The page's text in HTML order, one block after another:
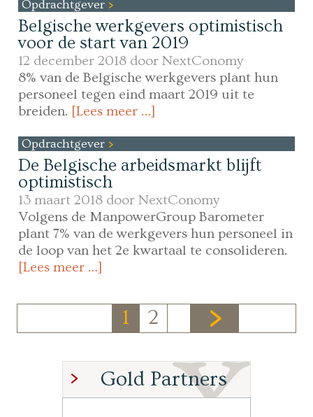
Opdrachtgever
Belgische werkgevers optimistisch
voor de start van 2019
12 december 2018 doorNextConomy
8% van de Belgische werkgevers plant hun
personeel tegen eind maart 2019 uit te
breiden. [Lees meer …]
Opdrachtgever
De Belgische arbeidsmarkt blijft
optimistisch
13 maart 2018 doorNextConomy
Volgens de ManpowerGroup Barometer
plant 7% van de werkgevers hun personeel in
de loop van het 2e kwartaal te consolideren.
[Lees meer …]
1 2
Gold Partners